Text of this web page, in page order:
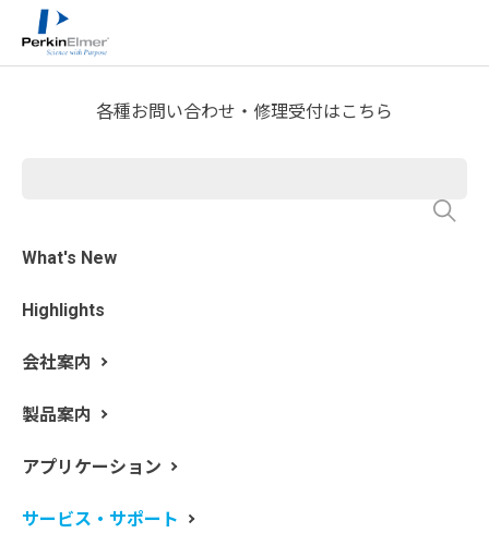
各種お問い合わせ・修理受付はこちら
What's New
Highlights
会社案内
製品案内
アプリケーション
サービス・サポート
ホーム
分析屋さんが言いたがらない 分析のテクニックあれこ
れ
製品中の異物発生率の抑制は、生産工程や品質管理に
とって非常に重要です。異物の発生率を 5% から 1% に、
1% から 0.1% に抑えるため、メーカーの技術者は日々努
力を重ねています。そんな悩ましい異物の出所を突き止
めるプロセスは、その異物を様々な方法で観察・分析
し、その結果から異物の原因候補を類推していくところ
から始まります。
中でも、異物が何の材料で構成されているかを知るこ
とは特に重要です。異物の原因候補を大きく絞り込むこ